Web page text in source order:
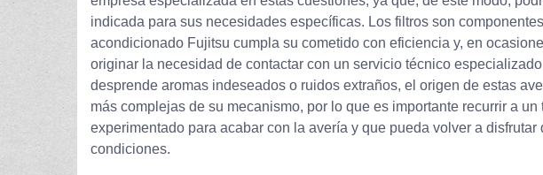
indicada para sus necesidades específicas. Los filtros son
acondicionado Fujitsu cumpla su cometido con eficiencia y, en
originar la necesidad de contactar con un servicio técnico
desprende aromas indeseados o ruidos extraños, el origen de estas
más complejas de su mecanismo, por lo que es importante recurrir a
experimentado para acabar con la avería y que pueda volver a
condiciones.